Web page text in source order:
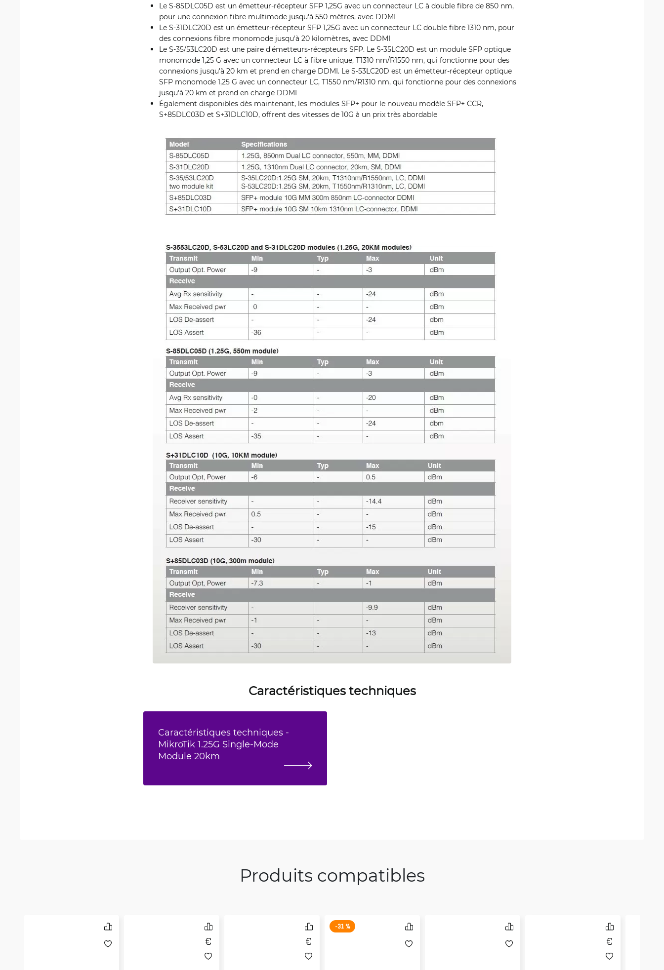
Le S-85DLC05D est un émetteur-récepteur SFP 1,25G avec un connecteur LC à double fibre de 850 nm,
pour une connexion fibre multimode jusqu'à 550 mètres, avec DDMI
Le S-31DLC20D est un émetteur-récepteur SFP 1,25G avec un connecteur LC double fibre 1310 nm, pour
des connexions fibre monomode jusqu'à 20 kilomètres, avec DDMI
Le S-35/53LC20D est une paire d'émetteurs-récepteurs SFP. Le S-35LC20D est un module SFP optique
monomode 1,25 G avec un connecteur LC à fibre unique, T1310 nm/R1550 nm, qui fonctionne pour des
connexions jusqu'à 20 km et prend en charge DDMI. Le S-53LC20D est un émetteur-récepteur optique
SFP monomode 1,25 G avec un connecteur LC, T1550 nm/R1310 nm, qui fonctionne pour des connexions
jusqu'à 20 km et prend en charge DDMI
Également disponibles dès maintenant, les modules SFP+ pour le nouveau modèle SFP+ CCR,
S+85DLC03D et S+31DLC10D, offrent des vitesses de 10G à un prix très abordable
Caractéristiques techniques
Caractéristiques techniques -
MikroTik 1.25G Single-Mode
Module 20km
Produits compatibles
-31 %